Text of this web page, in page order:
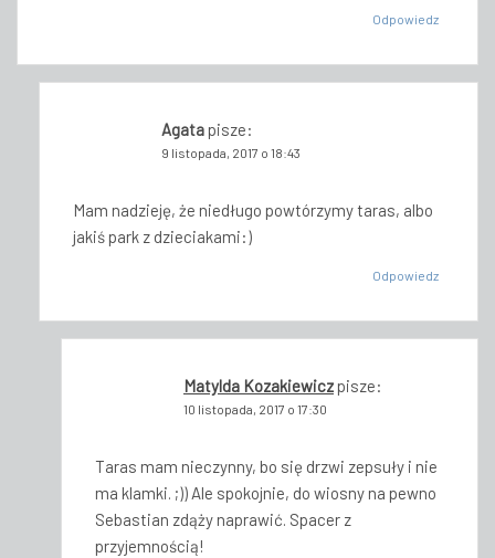
Odpowiedz
Agata pisze:
9 listopada, 2017 o 18:43
Mam nadzieję, że niedługo powtórzymy taras, albo
jakiś park z dzieciakami:)
Odpowiedz
Matylda Kozakiewicz pisze:
10 listopada, 2017 o 17:30
Taras mam nieczynny, bo się drzwi zepsuły i nie
ma klamki. ;)) Ale spokojnie, do wiosny na pewno
Sebastian zdąży naprawić. Spacer z
przyjemnością!